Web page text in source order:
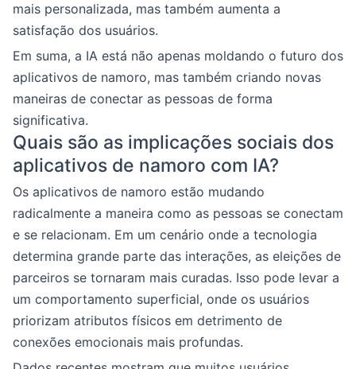
mais personalizada, mas também aumenta a
satisfação dos usuários.
Em suma, a IA está não apenas moldando o futuro dos
aplicativos de namoro, mas também criando novas
maneiras de conectar as pessoas de forma
significativa.
Quais são as implicações sociais dos
aplicativos de namoro com IA?
Os aplicativos de namoro estão mudando
radicalmente a maneira como as pessoas se conectam
e se relacionam. Em um cenário onde a tecnologia
determina grande parte das interações, as eleições de
parceiros se tornaram mais curadas. Isso pode levar a
um comportamento superficial, onde os usuários
priorizam atributos físicos em detrimento de
conexões emocionais mais profundas.